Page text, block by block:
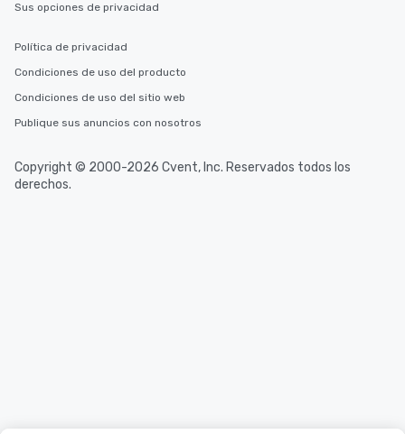
Sus opciones de privacidad
Política de privacidad
Condiciones de uso del producto
Condiciones de uso del sitio web
Publique sus anuncios con nosotros
Copyright © 2000-2026 Cvent, Inc. Reservados todos los
derechos.